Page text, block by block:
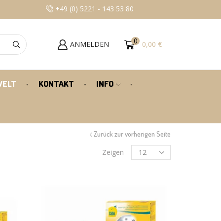
+49 (0) 5221 - 143 53 80
ANMELDEN 0 0,00 €
KONTAKT INFO
Zurück zur vorherigen Seite
Zeigen